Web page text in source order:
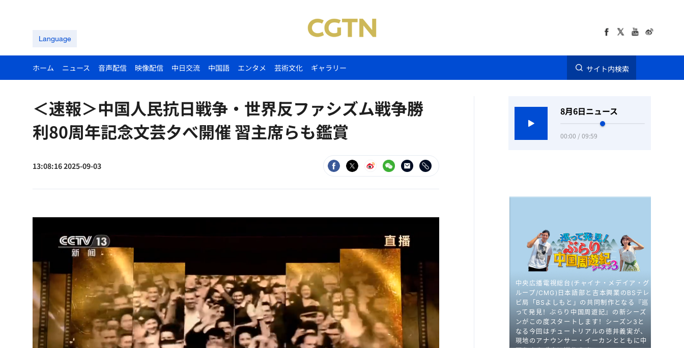
Language
ホーム ニュース 音声配信 映像配信 中日交流 中国語 エンタメ 芸術文化 ギャラリー サイト内検索
＜速報＞中国人民抗日戦争・世界反ファシズム戦争勝
利80周年記念文芸夕べ開催 習主席らも鑑賞
13:08:16 2025-09-03
8月6日ニュース
00:00 / 09:59